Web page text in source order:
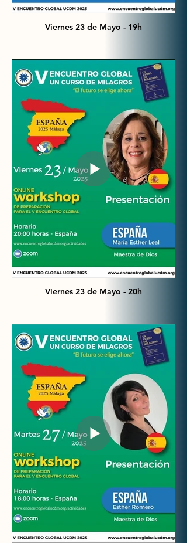
Viernes 23 de Mayo - 19h
Viernes 23 de Mayo - 20h